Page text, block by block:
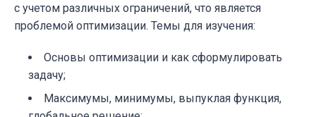
с учетом различных ограничений, что является
проблемой оптимизации. Темы для изучения:
Основы оптимизации и как сформулировать
задачу;
Максимумы, минимумы, выпуклая функция,